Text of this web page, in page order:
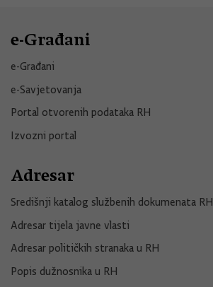
e-Građani
e-Građani
e-Savjetovanja
Portal otvorenih podataka RH
Izvozni portal
Adresar
Središnji katalog službenih dokumenata RH
Adresar tijela javne vlasti
Adresar političkih stranaka u RH
Popis dužnosnika u RH